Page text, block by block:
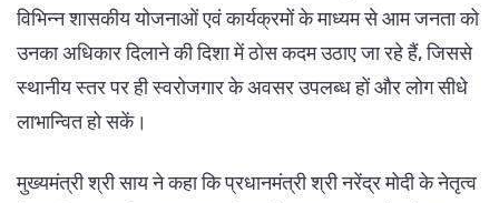
विभिन्न शासकीय योजनाओं एवं कार्यक्रमों के माध्यम से आम जनता को
उनका अधिकार दिलाने की दिशा में ठोस कदम उठाए जा रहे हैं, जिससे
स्थानीय स्तर पर ही स्वरोजगार के अवसर उपलब्ध हों और लोग सीधे
लाभान्वित हो सकें।
मुख्यमंत्री श्री साय ने कहा कि प्रधानमंत्री श्री नरेंद्र मोदी के नेतृत्व